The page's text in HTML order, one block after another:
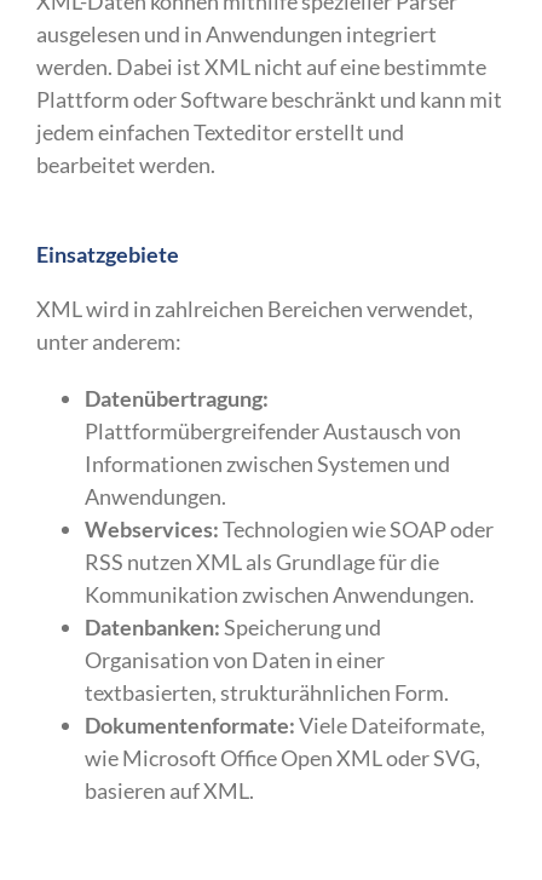
ausgelesen und in Anwendungen integriert
werden. Dabei ist XML nicht auf eine bestimmte
Plattform oder Software beschränkt und kann mit
jedem einfachen Texteditor erstellt und
bearbeitet werden.
Einsatzgebiete
XML wird in zahlreichen Bereichen verwendet,
unter anderem:
Datenübertragung:
Plattformübergreifender Austausch von
Informationen zwischen Systemen und
Anwendungen.
Webservices:Technologien wie SOAP oder
RSS nutzen XML als Grundlage für die
Kommunikation zwischen Anwendungen.
Datenbanken:Speicherung und
Organisation von Daten in einer
textbasierten, strukturähnlichen Form.
Dokumentenformate:Viele Dateiformate,
wie Microsoft Office Open XML oder SVG,
basieren auf XML.